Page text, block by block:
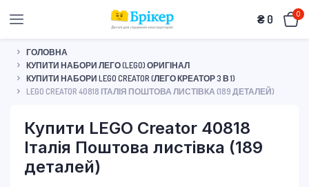
₴ 0 0
ГОЛОВНА
КУПИТИ НАБОРИ ЛЕГО (LEGO) ОРИГІНАЛ
КУПИТИ НАБОРИ LEGO CREATOR (ЛЕГО КРЕАТОР 3 В 1)
LEGO CREATOR 40818 ІТАЛІЯ ПОШТОВА ЛИСТІВКА (189 ДЕТАЛЕЙ)
Купити LEGO Creator 40818
Італія Поштова листівка (189
деталей)